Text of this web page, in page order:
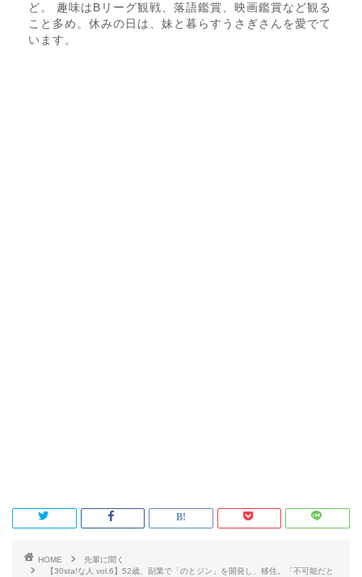
ど。 趣味はBリーグ観戦、落語鑑賞、映画鑑賞など観る
こと多め。休みの日は、妹と暮らすうさぎさんを愛でて
います。
HOME
先輩に聞く
【30sta!な人 vol.6】52歳、副業で「のとジン」を開発し、移住。「不可能だと